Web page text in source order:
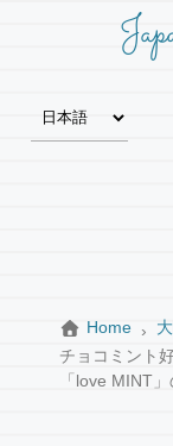
Home
チョコミント
「love MINT